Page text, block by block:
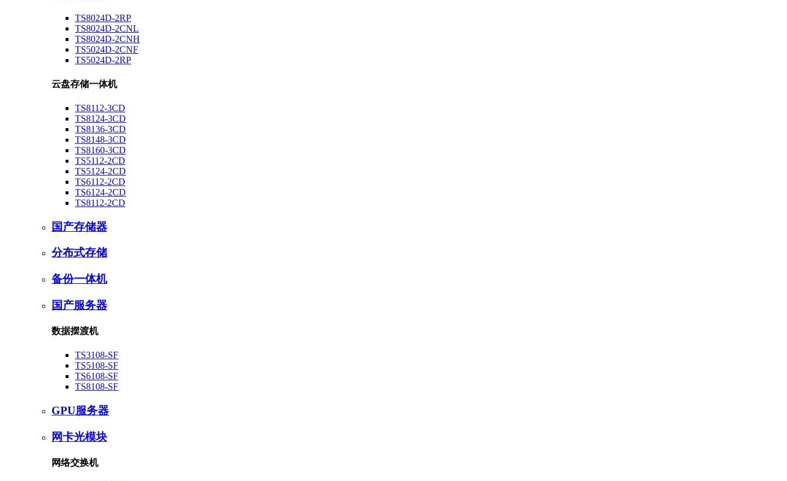
TS8024D-2RP
TS8024D-2CNL
TS8024D-2CNH
TS5024D-2CNF
TS5024D-2RP
云盘存储一体机
TS8112-3CD
TS8124-3CD
TS8136-3CD
TS8148-3CD
TS8160-3CD
TS5112-2CD
TS5124-2CD
TS6112-2CD
TS6124-2CD
TS8112-2CD
国产存储器
分布式存储
备份一体机
国产服务器
数据摆渡机
TS3108-SF
TS5108-SF
TS6108-SF
TS8108-SF
GPU服务器
网卡光模块
网络交换机